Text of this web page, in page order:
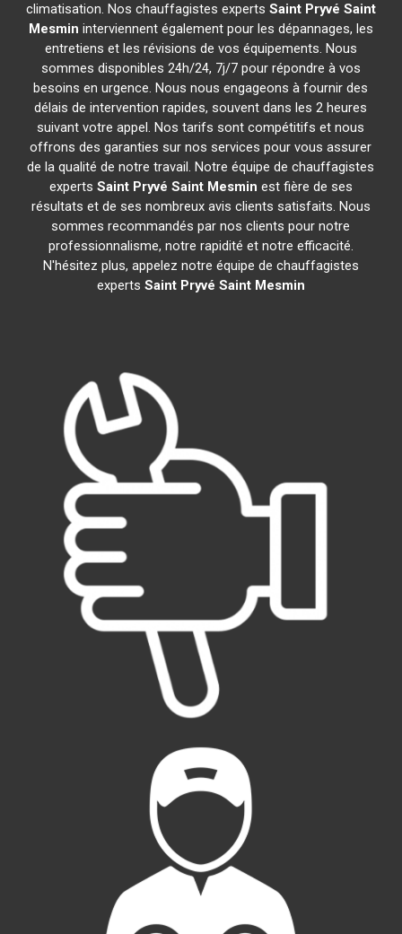
climatisation. Nos chauffagistes experts Saint Pryvé Saint
Mesmin interviennent également pour les dépannages, les
entretiens et les révisions de vos équipements. Nous
sommes disponibles 24h/24, 7j/7 pour répondre à vos
besoins en urgence. Nous nous engageons à fournir des
délais de intervention rapides, souvent dans les 2 heures
suivant votre appel. Nos tarifs sont compétitifs et nous
offrons des garanties sur nos services pour vous assurer
de la qualité de notre travail. Notre équipe de chauffagistes
experts Saint Pryvé Saint Mesmin est fière de ses
résultats et de ses nombreux avis clients satisfaits. Nous
sommes recommandés par nos clients pour notre
professionnalisme, notre rapidité et notre efficacité.
N'hésitez plus, appelez notre équipe de chauffagistes
experts Saint Pryvé Saint Mesmin